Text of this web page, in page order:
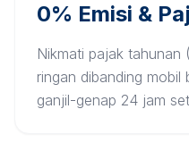
0% Emisi &
Nikmati pajak
ringan dibanding mobil
ganjil-genap 24 jam